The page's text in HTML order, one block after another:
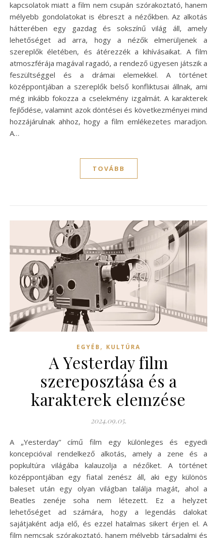
kapcsolatok miatt a film nem csupán szórakoztató, hanem
mélyebb gondolatokat is ébreszt a nézőkben. Az alkotás
hátterében egy gazdag és sokszínű világ áll, amely
lehetőséget ad arra, hogy a nézők elmerüljenek a
szereplők életében, és átérezzék a kihívásaikat. A film
atmoszférája magával ragadó, a rendező ügyesen játszik a
feszültséggel és a drámai elemekkel. A történet
középpontjában a szereplők belső konfliktusai állnak, ami
még inkább fokozza a cselekmény izgalmát. A karakterek
fejlődése, valamint azok döntései és következményei mind
hozzájárulnak ahhoz, hogy a film emlékezetes maradjon.
A…
TOVÁBB
EGYÉB , KULTÚRA
A Yesterday film
szereposztása és a
karakterek elemzése
2024.09.05.
A „Yesterday” című film egy különleges és egyedi
koncepcióval rendelkező alkotás, amely a zene és a
popkultúra világába kalauzolja a nézőket. A történet
középpontjában egy fiatal zenész áll, aki egy különös
baleset után egy olyan világban találja magát, ahol a
Beatles zenéje soha nem létezett. Ez a helyzet
lehetőséget ad számára, hogy a legendás dalokat
sajátjaként adja elő, és ezzel hatalmas sikert érjen el. A
film nemcsak szórakoztató, hanem mélyebb társadalmi és